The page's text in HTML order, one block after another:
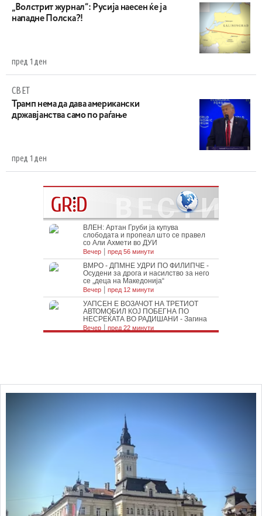
„Волстрит журнал“: Русија наесен ќе ја
нападне Полска?!
пред 1 ден
СВЕТ
Трамп нема да дава американски
државјанства само по раѓање
пред 1 ден